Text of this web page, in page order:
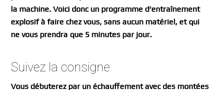
la machine. Voici donc un programme d’entraînement
explosif à faire chez vous, sans aucun matériel, et qui
ne vous prendra que 5 minutes par jour.
Suivez la consigne
Vous débuterez par un échauffement avec des montées